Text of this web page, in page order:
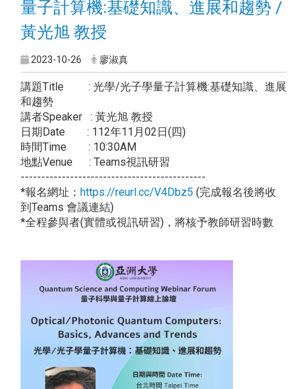
量子計算機:基礎知識、進展和趨勢 /
黃光旭 教授
2023-10-26 廖淑真
講題Title : 光學/光子學量子計算機:基礎知識、進展
和趨勢
講者Speaker : 黃光旭 教授
日期Date : 112年11月02日(四)
時間Time : 10:30AM
地點Venue : Teams視訊研習
---------------------------------------------
*報名網址： https://reurl.cc/V4Dbz5 (完成報名後將收
到Teams 會議連結)
*全程參與者(實體或視訊研習)，將核予教師研習時數